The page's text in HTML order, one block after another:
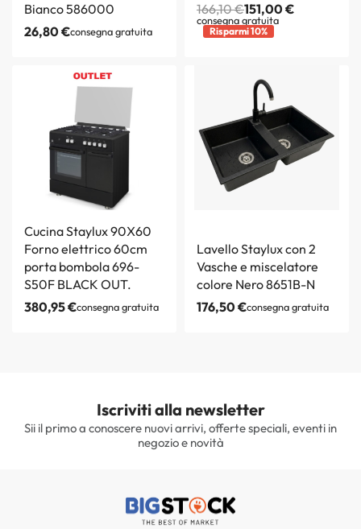
Bianco 586000
26,80€consegna gratuita
166,10€151,00€
consegna gratuita
Risparmi 10%
Cucina Staylux 90X60
Forno elettrico 60cm
porta bombola 696-
S50F BLACK OUT.
380,95€consegna gratuita
Lavello Staylux con 2
Vasche e miscelatore
colore Nero 8651B-N
176,50€consegna gratuita
Iscriviti alla newsletter
Sii il primo a conoscere nuovi arrivi, offerte speciali, eventi in
negozio e novità